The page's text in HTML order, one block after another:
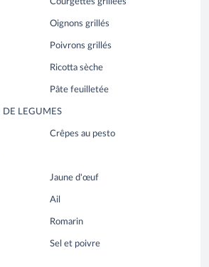
Courgettes grillées
Oignons grillés
Poivrons grillés
Ricotta sèche
Pâte feuilletée
DE LEGUMES
Crêpes au pesto
Jaune d'œuf
Ail
Romarin
Sel et poivre